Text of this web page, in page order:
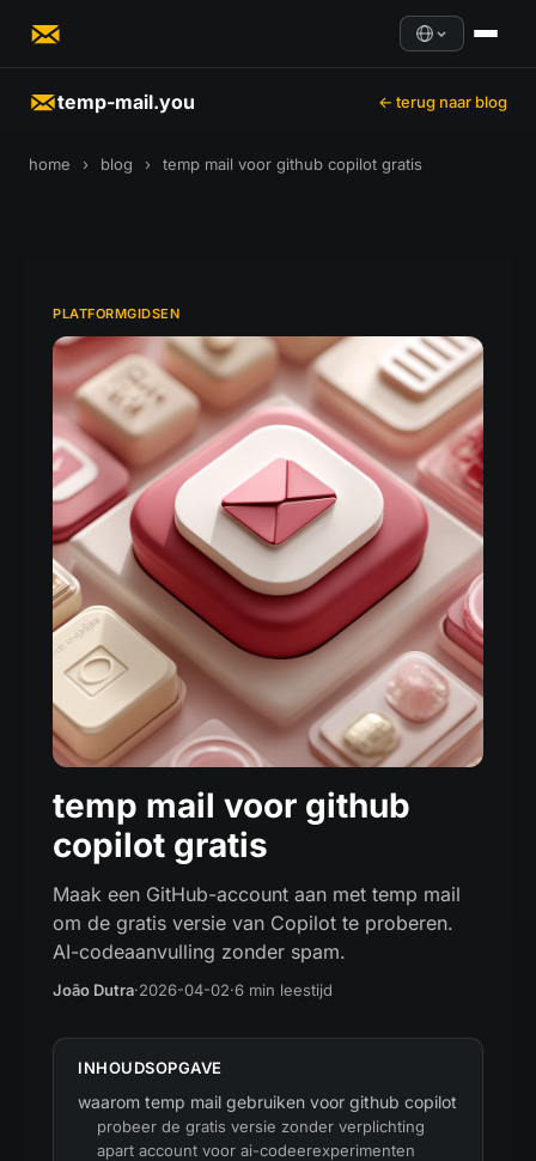
temp-mail.you ← terug naar blog
home › blog › temp mail voor github copilot gratis
PLATFORMGIDSEN
temp mail voor github
copilot gratis
Maak een GitHub-account aan met temp mail
om de gratis versie van Copilot te proberen.
AI-codeaanvulling zonder spam.
João Dutra·2026-04-02·6 min leestijd
INHOUDSOPGAVE
waarom temp mail gebruiken voor github copilot
probeer de gratis versie zonder verplichting
apart account voor ai-codeerexperimenten